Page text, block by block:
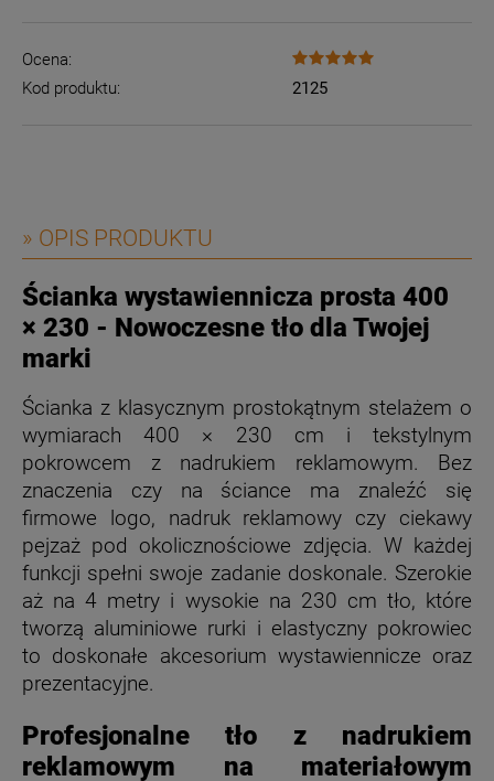
Ocena:
Kod produktu:
2125
» OPIS PRODUKTU
Ścianka wystawiennicza prosta 400
× 230 - Nowoczesne tło dla Twojej
marki
Ścianka z klasycznym prostokątnym stelażem o
wymiarach 400 × 230 cm i tekstylnym
pokrowcem z nadrukiem reklamowym. Bez
znaczenia czy na ściance ma znaleźć się
firmowe logo, nadruk reklamowy czy ciekawy
pejzaż pod okolicznościowe zdjęcia. W każdej
funkcji spełni swoje zadanie doskonale. Szerokie
aż na 4 metry i wysokie na 230 cm tło, które
tworzą aluminiowe rurki i elastyczny pokrowiec
to doskonałe akcesorium wystawiennicze oraz
prezentacyjne.
Profesjonalne tło z nadrukiem
reklamowym na materiałowym